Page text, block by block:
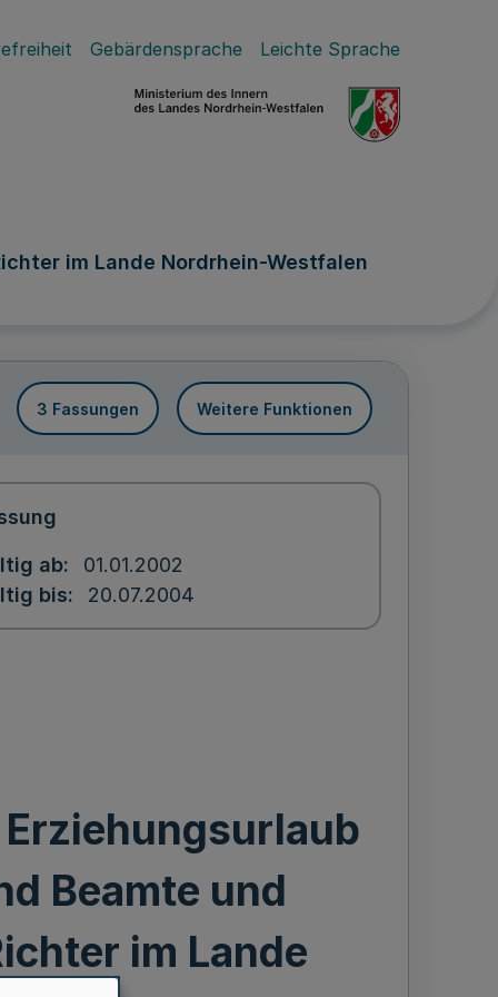
Gebärdensprache Leichte Sprache
im Lande Nordrhein-Westfalen
3 Fassungen Weitere Funktionen
ab
01.01.2002
bis
20.07.2004
Beamte und
im Lande